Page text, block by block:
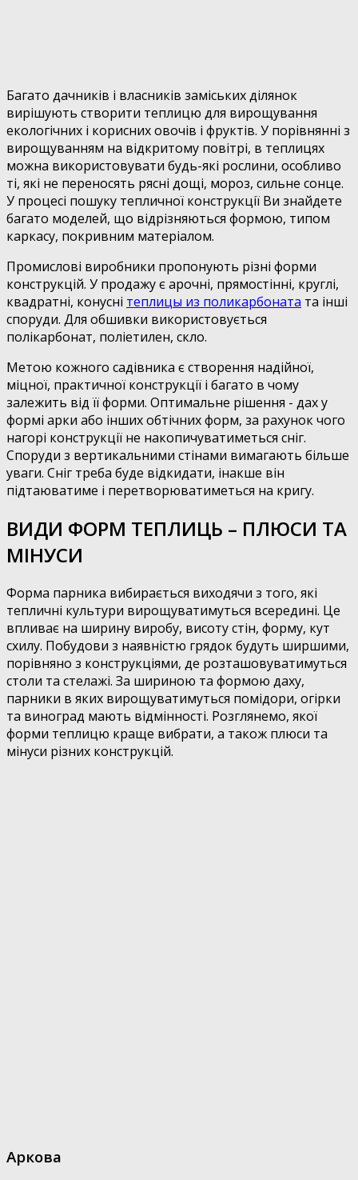
Багато дачників і власників заміських ділянок
вирішують створити теплицю для вирощування
екологічних і корисних овочів і фруктів. У порівнянні з
вирощуванням на відкритому повітрі, в теплицях
можна використовувати будь-які рослини, особливо
ті, які не переносять рясні дощі, мороз, сильне сонце.
У процесі пошуку тепличної конструкції Ви знайдете
багато моделей, що відрізняються формою, типом
каркасу, покривним матеріалом.
Промислові виробники пропонують різні форми
конструкцій. У продажу є арочні, прямостінні, круглі,
квадратні, конусні теплицы из поликарбоната та інші
споруди. Для обшивки використовується
полікарбонат, поліетилен, скло.
Метою кожного садівника є створення надійної,
міцної, практичної конструкції і багато в чому
залежить від її форми. Оптимальне рішення - дах у
формі арки або інших обтічних форм, за рахунок чого
нагорі конструкції не накопичуватиметься сніг.
Споруди з вертикальними стінами вимагають більше
уваги. Сніг треба буде відкидати, інакше він
підтаюватиме і перетворюватиметься на кригу.
ВИДИ ФОРМ ТЕПЛИЦЬ – ПЛЮСИ ТА
МІНУСИ
Форма парника вибирається виходячи з того, які
тепличні культури вирощуватимуться всередині. Це
впливає на ширину виробу, висоту стін, форму, кут
схилу. Побудови з наявністю грядок будуть ширшими,
порівняно з конструкціями, де розташовуватимуться
столи та стелажі. За шириною та формою даху,
парники в яких вирощуватимуться помідори, огірки
та виноград мають відмінності. Розглянемо, якої
форми теплицю краще вибрати, а також плюси та
мінуси різних конструкцій.
Аркова